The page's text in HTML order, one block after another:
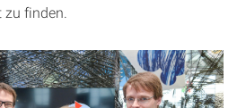
finden.